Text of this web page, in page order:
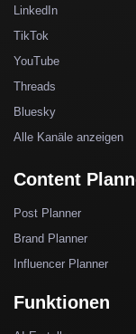
LinkedIn
TikTok
YouTube
Threads
Bluesky
Alle Kanäle anzeigen
Content
Post Planner
Brand Planner
Influencer Planner
Funktionen